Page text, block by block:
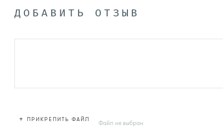
ДОБАВИТЬ ОТЗЫВ
+ ПРИКРЕПИТЬ ФАЙЛ Файл не выбран